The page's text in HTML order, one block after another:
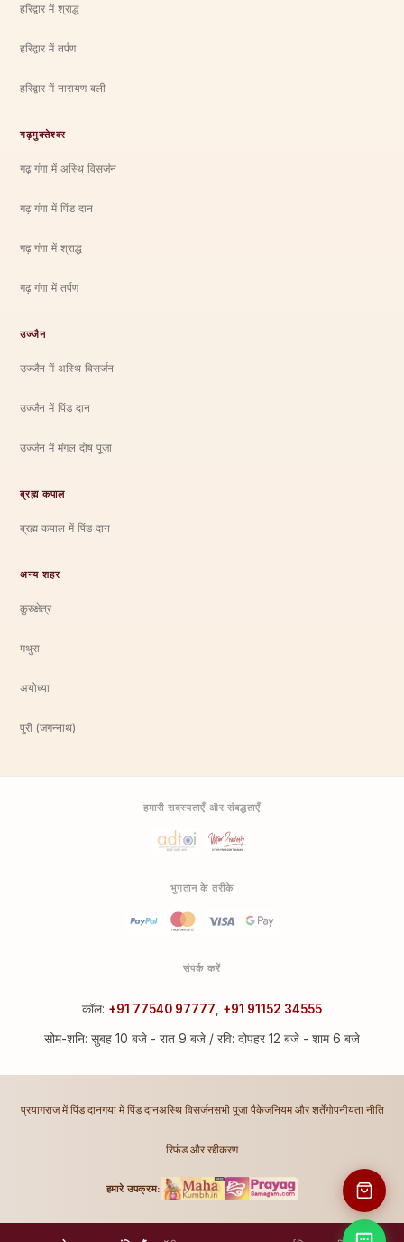
हरिद्वार में श्राद्ध
हरिद्वार में तर्पण
हरिद्वार में नारायण बली
गढ़मुक्तेश्वर
गढ़ गंगा में अस्थि विसर्जन
गढ़ गंगा में पिंड दान
गढ़ गंगा में श्राद्ध
गढ़ गंगा में तर्पण
उज्जैन
उज्जैन में अस्थि विसर्जन
उज्जैन में पिंड दान
उज्जैन में मंगल दोष पूजा
ब्रह्म कपाल
ब्रह्म कपाल में पिंड दान
अन्य शहर
कुरुक्षेत्र
मथुरा
अयोध्या
पुरी (जगन्नाथ)
हमारी सदस्यताएँ और संबद्धताएँ
भुगतान के तरीके
संपर्क करें
कॉल: +91 77540 97777 +91 91152 34555
सोम-शनि: सुबह 10 बजे - रात 9 बजे / रवि: दोपहर 12 बजे - शाम 6 बजे
प्रयागराज में पिंड दानगया में पिंड दानअस्थि विसर्जनसभी पूजा पैकेजनियम और शर्तेंगोपनीयता नीति
रिफंड और रद्दीकरण
हमारे उपक्रम: